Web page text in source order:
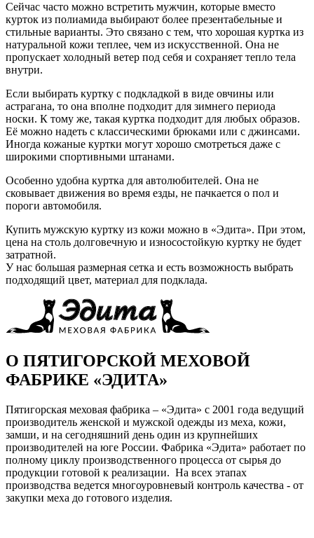
Сейчас часто можно встретить мужчин, которые вместо
курток из полиамида выбирают более презентабельные и
стильные варианты. Это связано с тем, что хорошая куртка из
натуральной кожи теплее, чем из искусственной. Она не
пропускает холодный ветер под себя и сохраняет тепло тела
внутри.
Если выбирать куртку с подкладкой в виде овчины или
астрагана, то она вполне подходит для зимнего периода
носки. К тому же, такая куртка подходит для любых образов.
Её можно надеть с классическими брюками или с джинсами.
Иногда кожаные куртки могут хорошо смотреться даже с
широкими спортивными штанами.
Особенно удобна куртка для автолюбителей. Она не
сковывает движения во время езды, не пачкается о пол и
пороги автомобиля.
Купить мужскую куртку из кожи можно в «Эдита». При этом,
цена на столь долговечную и износостойкую куртку не будет
затратной.
У нас большая размерная сетка и есть возможность выбрать
подходящий цвет, материал для подклада.
О ПЯТИГОРСКОЙ МЕХОВОЙ
ФАБРИКЕ «ЭДИТА»
Пятигорская меховая фабрика – «Эдита» с 2001 года ведущий
производитель женской и мужской одежды из меха, кожи,
замши, и на сегодняшний день один из крупнейших
производителей на юге России. Фабрика «Эдита» работает по
полному циклу производственного процесса от сырья до
продукции готовой к реализации. На всех этапах
производства ведется многоуровневый контроль качества - от
закупки меха до готового изделия.